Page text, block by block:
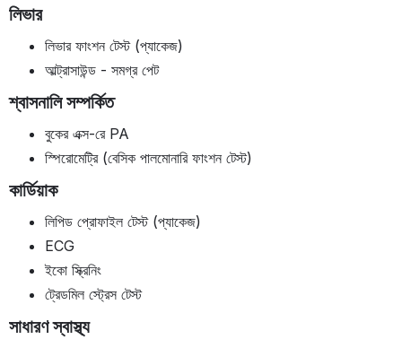
লিভার
লিভার ফাংশন টেস্ট (প্যাকেজ)
আল্ট্রাসাউন্ড - সমগ্র পেট
শ্বাসনালি সম্পর্কিত
বুকের এক্স-রে PA
স্পিরোমেট্রি (বেসিক পালমোনারি ফাংশন টেস্ট)
কার্ডিয়াক
লিপিড প্রোফাইল টেস্ট (প্যাকেজ)
ECG
ইকো স্ক্রিনিং
ট্রেডমিল স্ট্রেস টেস্ট
সাধারণ স্বাস্থ্য